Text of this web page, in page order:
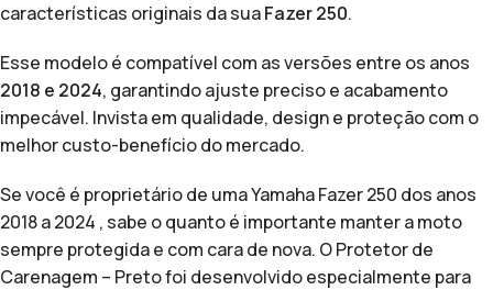
características originais da suaFazer 250.
Esse modelo é compatível com as versões entre os anos
2018 e 2024, garantindo ajuste preciso e acabamento
impecável. Invista em qualidade, design e proteção com o
melhor custo-benefício do mercado.
Se você é proprietário de uma Yamaha Fazer 250 dos anos
2018 a 2024 , sabe o quanto é importante manter a moto
sempre protegida e com cara de nova. O Protetor de
Carenagem – Preto foi desenvolvido especialmente para